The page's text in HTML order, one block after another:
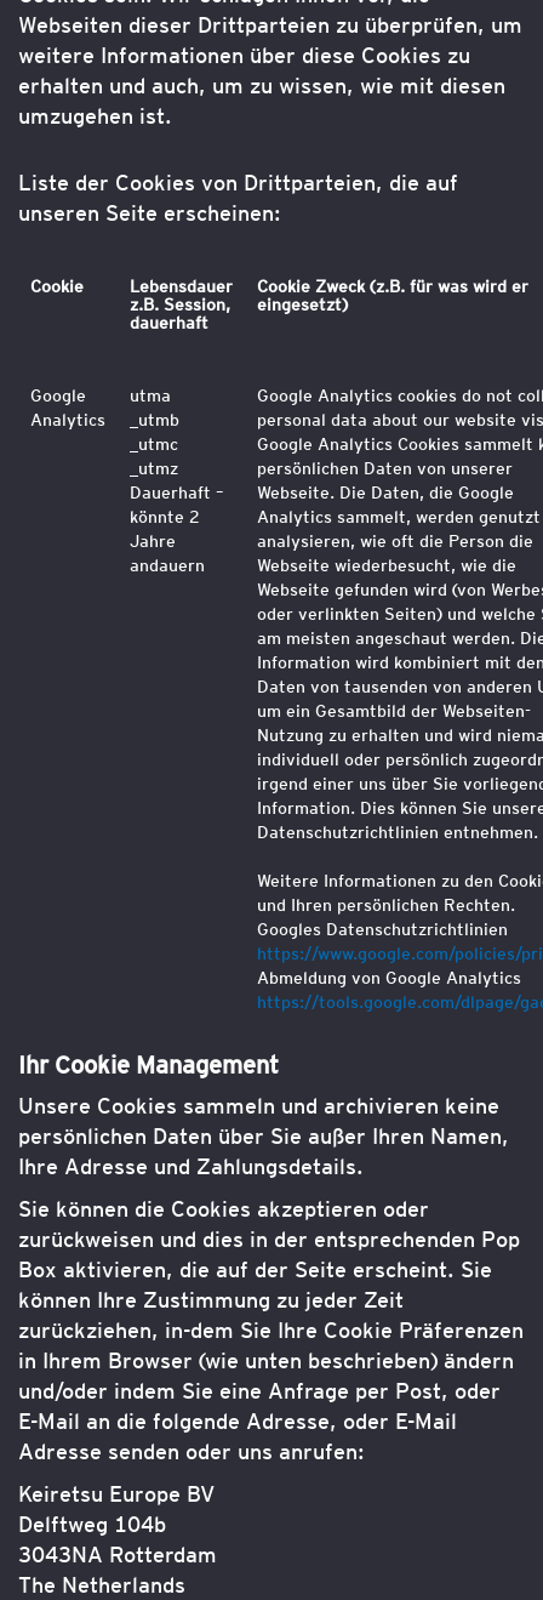
Webseiten dieser Drittparteien zu überprüfen, um
weitere Informationen über diese Cookies zu
erhalten und auch, um zu wissen, wie mit diesen
umzugehen ist.
Liste der Cookies von Drittparteien, die auf
unseren Seite erscheinen:
Cookie
Lebensdauer
z.B. Session,
dauerhaft
Cookie Zweck (z.B. für was wird er
eingesetzt)
Google
Analytics
utma
_utmb
_utmc
_utmz
Dauerhaft –
könnte 2
Jahre
andauern
Google Analytics cookies do not
personal data about our website
Google Analytics Cookies sammelt
persönlichen Daten von unserer
Webseite. Die Daten, die Google
Analytics sammelt, werden genutzt
analysieren, wie oft die Person die
Webseite wiederbesucht, wie die
Webseite gefunden wird (von
oder verlinkten Seiten) und welche
am meisten angeschaut werden.
Information wird kombiniert mit
Daten von tausenden von anderen
um ein Gesamtbild der Webseiten-
Nutzung zu erhalten und wird
individuell oder persönlich
irgend einer uns über Sie
Information. Dies können Sie
Datenschutzrichtlinien entnehmen.
Weitere Informationen zu den
und Ihren persönlichen Rechten.
Googles Datenschutzrichtlinien
https://www.google.com/policies/
Abmeldung von Google Analytics
https://tools.google.com/dlpage/
Ihr Cookie Management
Unsere Cookies sammeln und archivieren keine
persönlichen Daten über Sie außer Ihren Namen,
Ihre Adresse und Zahlungsdetails.
Sie können die Cookies akzeptieren oder
zurückweisen und dies in der entsprechenden Pop
Box aktivieren, die auf der Seite erscheint. Sie
können Ihre Zustimmung zu jeder Zeit
zurückziehen, in-dem Sie Ihre Cookie Präferenzen
in Ihrem Browser (wie unten beschrieben) ändern
und/oder indem Sie eine Anfrage per Post, oder
E-Mail an die folgende Adresse, oder E-Mail
Adresse senden oder uns anrufen:
Keiretsu Europe BV
Delftweg 104b
3043NA Rotterdam
The Netherlands